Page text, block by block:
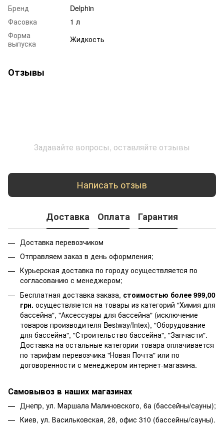
Бренд
Delphin
Фасовка
1 л
Форма
выпуска
Жидкость
Отзывы
Задавайте вопросы, оставляйте отзывы
Написать отзыв
Доставка Оплата Гарантия
Доставка перевозчиком
Отправляем заказ в день оформления;
Курьерская доставка по городу осуществляется по
согласованию с менеджером;
Бесплатная доставка заказа, стоимостью более 999,00
грн. осуществляется на товары из категорий "Химия для
бассейна", "Аксессуары для бассейна" (исключение
товаров производителя Bestway/Intex), "Оборудование
для бассейна", "Строительство бассейна", "Запчасти".
Доставка на остальные категории товара оплачивается
по тарифам перевозчика "Новая Почта" или по
договоренности с менеджером интернет-магазина.
Самовывоз в наших магазинах
Днепр, ул. Маршала Малиновского, 6а (бассейны/сауны);
Киев, ул. Васильковская, 28, офис 310 (бассейны/сауны).